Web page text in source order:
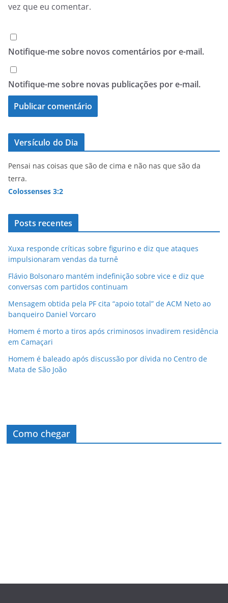
vez que eu comentar.
Notifique-me sobre novos comentários por e-mail.
Notifique-me sobre novas publicações por e-mail.
Versículo do Dia
Pensai nas coisas que são de cima e não nas que são da
terra.
Colossenses 3:2
Posts recentes
Xuxa responde críticas sobre figurino e diz que ataques
impulsionaram vendas da turnê
Flávio Bolsonaro mantém indefinição sobre vice e diz que
conversas com partidos continuam
Mensagem obtida pela PF cita “apoio total” de ACM Neto ao
banqueiro Daniel Vorcaro
Homem é morto a tiros após criminosos invadirem residência
em Camaçari
Homem é baleado após discussão por dívida no Centro de
Mata de São João
Como chegar